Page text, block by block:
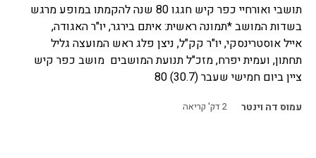
תושבי ואורחיי כפר קיש חגגו 80 שנה להקמתו במופע מרגש
בשדות המושב *תמונה ראשית: איתם בירגר, יו"ר האגודה,
אייל אוסטרינסקי, יו"ר קק"ל, ניצן פלג ראש המועצה גליל
תחתון, ועמית יפרח, מזכ"ל תנועת המושבים מושב כפר קיש
ציין ביום חמישי שעבר (30.7) 80
עמוס דה וינטר 2דק' קריאה